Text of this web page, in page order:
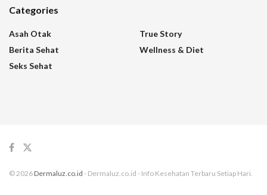
Categories
Asah Otak
Berita Sehat
Seks Sehat
True Story
Wellness & Diet
© 2026 Dermaluz.co.id - Dermaluz.co.id - Info Kesehatan Terbaru Setiap Hari.